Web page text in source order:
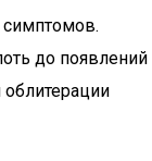
до появлений